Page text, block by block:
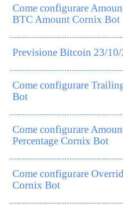
Come configurare
BTC Amount Cornix Bot
Previsione Bitcoin 23/10/
Come configurare
Bot
Come configurare
Percentage Cornix Bot
Come configurare
Cornix Bot